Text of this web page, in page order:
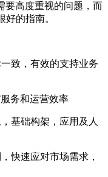
要高度重视的问题，而
好的指南。
致，有效的支持业务
务和运营效率
基础构架，应用及人
快速应对市场需求，